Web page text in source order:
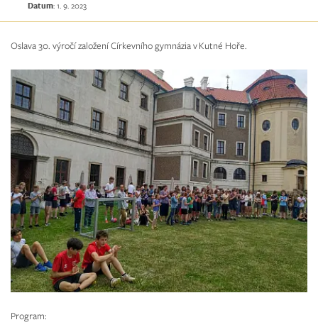
Datum: 1. 9. 2023
Oslava 30. výročí založení Církevního gymnázia v Kutné Hoře.
Program: